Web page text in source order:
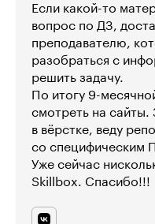
Если какой-то
вопрос по ДЗ,
преподавателю,
разобраться с
решить задачу.
По итогу 9-
смотреть на
в вёрстке, веду
со специфическим
Уже сейчас
Skillbox. Спасибо!!!